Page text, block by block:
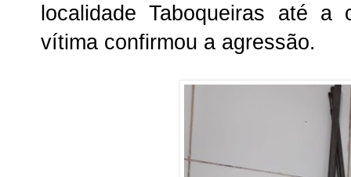
localidade Taboqueiras até
vítima confirmou a agressão.